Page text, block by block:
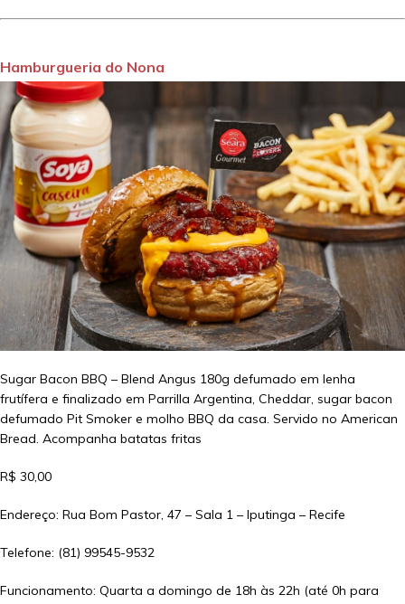
Hamburgueria do Nona
Sugar Bacon BBQ – Blend Angus 180g defumado em lenha
frutífera e finalizado em Parrilla Argentina, Cheddar, sugar bacon
defumado Pit Smoker e molho BBQ da casa. Servido no American
Bread. Acompanha batatas fritas
R$ 30,00
Endereço: Rua Bom Pastor, 47 – Sala 1 – Iputinga – Recife
Telefone: (81) 99545-9532
Funcionamento: Quarta a domingo de 18h às 22h (até 0h para